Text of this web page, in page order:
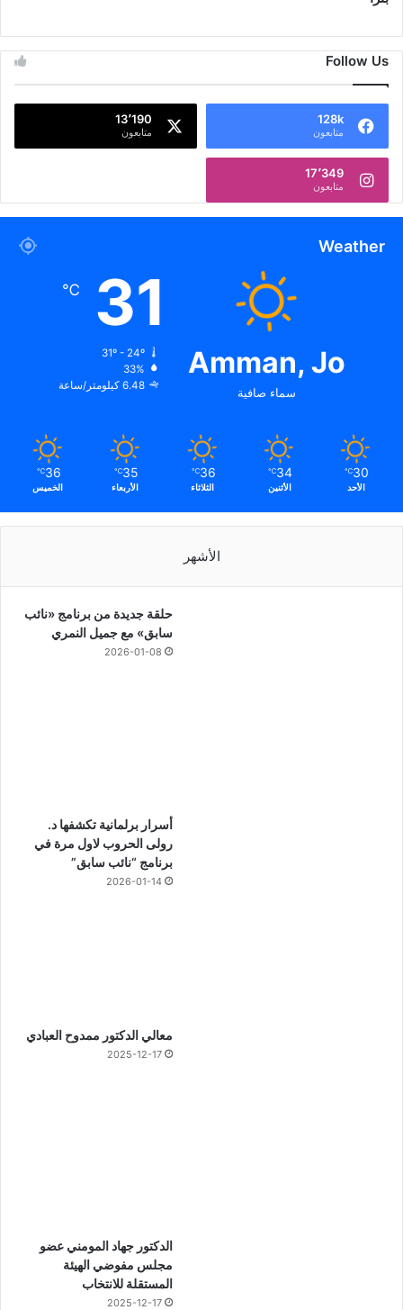
Follow Us
128k
متابعون
13٬190
متابعون
17٬349
متابعون
Weather
Amman, Jo
سماء صافية
31
℃
31º - 24º
33%
6.48 كيلومتر/ساعة
30
℃
الأحد
34
℃
الأثنين
36
℃
الثلاثاء
35
℃
الأربعاء
36
℃
الخميس
الأشهر
حلقة جديدة من برنامج «نائب
سابق» مع جميل النمري
2026-01-08
أسرار برلمانية تكشفها د.
رولى الحروب لاول مرة في
برنامج “نائب سابق”
2026-01-14
معالي الدكتور ممدوح العبادي
2025-12-17
الدكتور جهاد المومني عضو
مجلس مفوضي الهيئة
المستقلة للانتخاب
2025-12-17